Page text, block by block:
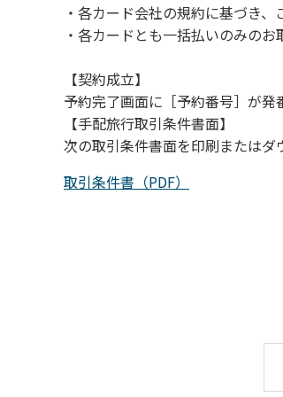
（４）キャンプ場の管理者
・各カード会社の規約に基づき
・各カードとも一括払いのみのお
【契約成立】
予約完了画面に［予約番号］が発
【手配旅行取引条件書面】
次の取引条件書面を印刷またはダ
取引条件書（PDF）